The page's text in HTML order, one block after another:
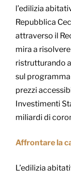
l’edilizia
Repubblica
attraverso il
mira a
ristrutturando
sul
prezzi
Investimenti
miliardi di
Affrontare la
L’edilizia